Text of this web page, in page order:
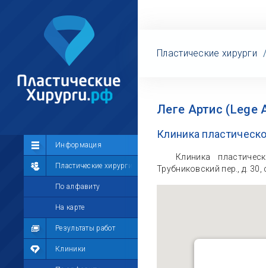
Информация
Пластические хирурги
По алфавиту
На карте
Результаты работ
Клиники
Сообщество
Лента
Участники
Мой профиль
Мои сообщения
Мои фотографии
Пластические хирурги
Леге Артис (Lege
Клиника
Клиника
Трубниковский пер., д. 30,